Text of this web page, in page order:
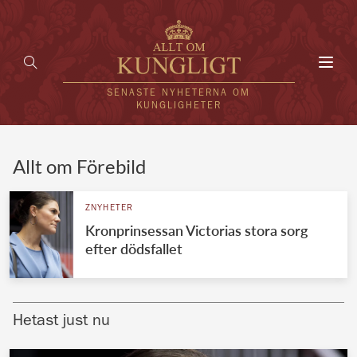
SENASTE NYHETERNA OM
KUNGLIGHETER
UTLÄNDSKT
VÄRLDENS KUNGAHUS
Brittiska kungahuset
Allt om Förebild
ZNYHETER
Kronprinsessan Victorias stora sorg
efter dödsfallet
Hetast just nu